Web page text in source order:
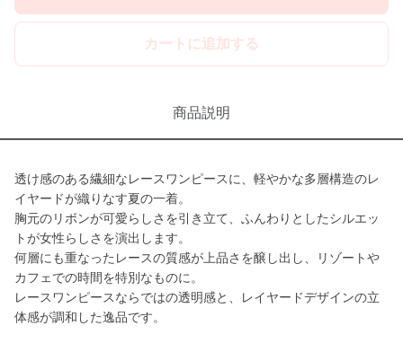
カートに追加する
商品説明
透け感のある繊細なレースワンピースに、軽やかな多層構造のレ
イヤードが織りなす夏の一着。
胸元のリボンが可愛らしさを引き立て、ふんわりとしたシルエッ
トが女性らしさを演出します。
何層にも重なったレースの質感が上品さを醸し出し、リゾートや
カフェでの時間を特別なものに。
レースワンピースならではの透明感と、レイヤードデザインの立
体感が調和した逸品です。